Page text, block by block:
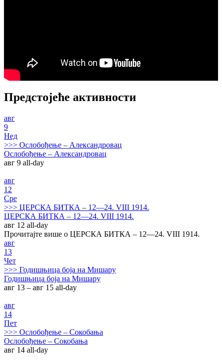
Предстојеће активности
авг
9
Нед
>>> Ослобођење – Александровац
Ослобођење – Александровац
авг 9 all-day
авг
12
Сре
>>> ЦЕРСКА БИТКА – 12—24. VIII 1914.
ЦЕРСКА БИТКА – 12—24. VIII 1914.
авг 12 all-day
Прочитајте више о ЦЕРСКА БИТКА – 12—24. VIII 1914.
авг
13
Чет
>>> Годишњица боја на Мишару
Годишњица боја на Мишару
авг 13 – авг 15 all-day
авг
14
Пет
>>> Ослобођење – Сокобања
Ослобођење – Сокобања
авг 14 all-day